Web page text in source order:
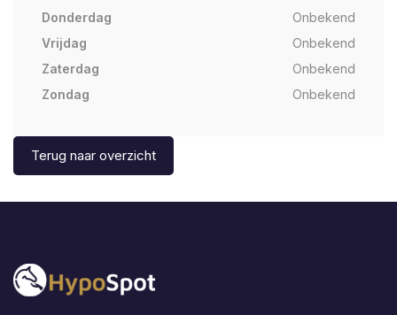
Donderdag
Onbekend
Vrijdag
Onbekend
Zaterdag
Onbekend
Zondag
Onbekend
Terug naar overzicht